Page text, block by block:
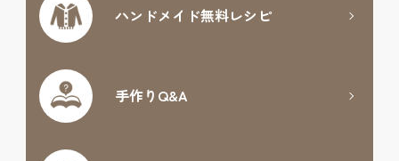
ハンドメイド無料レシピ
手作りQ&A